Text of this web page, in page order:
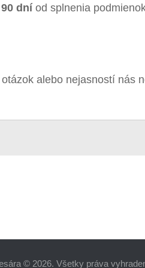
90 dní od splnenia
alebo nejasností nás
© 2026. Všetky práva